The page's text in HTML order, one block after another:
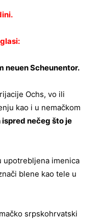
neuen Scheunentor.
Ochs, vo ili
kao i u nemačkom
nečeg što je
upotrebljena imenica
blene kao tele u
srpskohrvatski